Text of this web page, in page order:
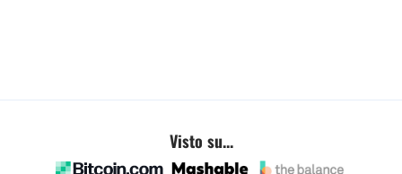
Visto su...